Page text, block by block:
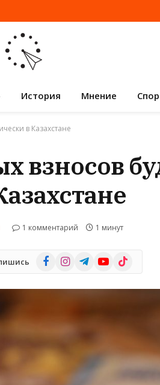
История Мнение
в Казахстане
взносов
1 комментарий 1 минут
FacebookInstagramTelegramYouTube
TikTok